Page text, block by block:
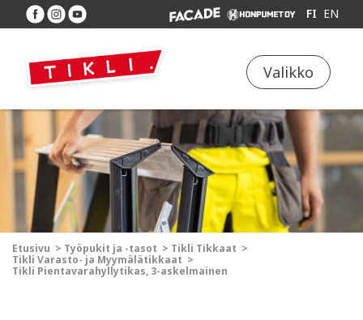
FI EN
Valikko
Etusivu > Työpukit ja -tasot > Tikli Tikkaat >
Tikli Varasto- ja Myymälätikkaat >
Tikli Pientavarahyllytikas, 3-askelmainen